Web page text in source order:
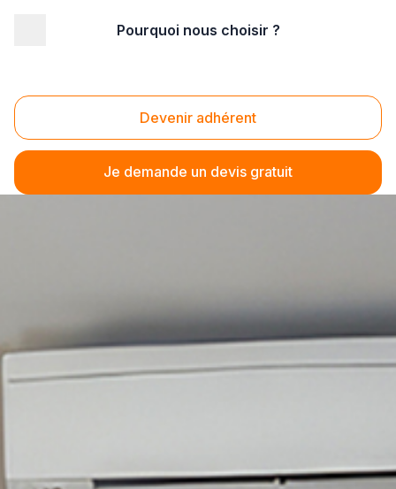
Pourquoi nous choisir ?
Devenir adhérent
Je demande un devis gratuit